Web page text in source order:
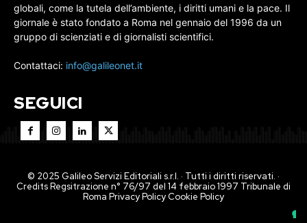
globali, come la tutela dell’ambiente, i diritti umani e la pace. Il
giornale è stato fondato a Roma nel gennaio del 1996 da un
gruppo di scienziati e di giornalisti scientifici.
Contattaci: info@galileonet.it
SEGUICI
© 2025 Galileo Servizi Editoriali s.r.l. · Tutti i diritti riservati. ·
Credits Regsitrazione n° 76/97 del 14 febbraio 1997 Tribunale di
Roma Privacy PolicyCookie Policy